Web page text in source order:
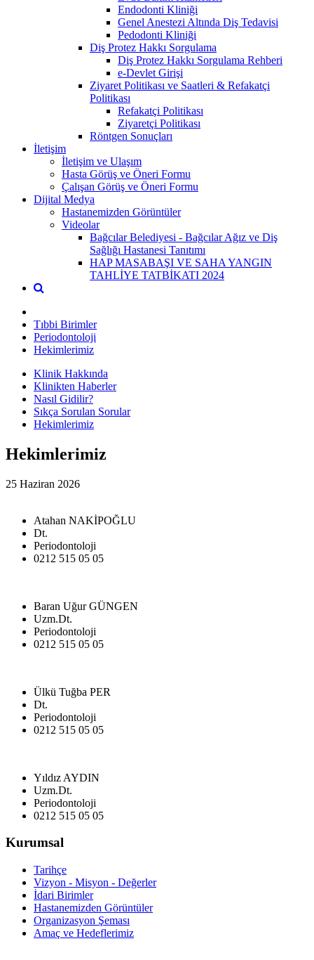
Endodonti Kliniği
Genel Anestezi Altında Diş Tedavisi
Pedodonti Kliniği
Diş Protez Hakkı Sorgulama
Diş Protez Hakkı Sorgulama Rehberi
e-Devlet Girişi
Ziyaret Politikası ve Saatleri & Refakatçi
Politikası
Refakatçi Politikası
Ziyaretçi Politikası
Röntgen Sonuçları
İletişim
İletişim ve Ulaşım
Hasta Görüş ve Öneri Formu
Çalışan Görüş ve Öneri Formu
Dijital Medya
Hastanemizden Görüntüler
Videolar
Bağcılar Belediyesi - Bağcılar Ağız ve Diş
Sağlığı Hastanesi Tanıtımı
HAP MASABAŞI VE SAHA YANGIN
TAHLİYE TATBİKATI 2024
Tıbbi Birimler
Periodontoloji
Hekimlerimiz
Klinik Hakkında
Klinikten Haberler
Nasıl Gidilir?
Sıkça Sorulan Sorular
Hekimlerimiz
Hekimlerimiz
25 Haziran 2026
Atahan NAKİPOĞLU
Dt.
Periodontoloji
0212 515 05 05
Baran Uğur GÜNGEN
Uzm.Dt.
Periodontoloji
0212 515 05 05
Ülkü Tuğba PER
Dt.
Periodontoloji
0212 515 05 05
Yıldız AYDIN
Uzm.Dt.
Periodontoloji
0212 515 05 05
Kurumsal
Tarihçe
Vizyon - Misyon - Değerler
İdari Birimler
Hastanemizden Görüntüler
Organizasyon Şeması
Amaç ve Hedeflerimiz